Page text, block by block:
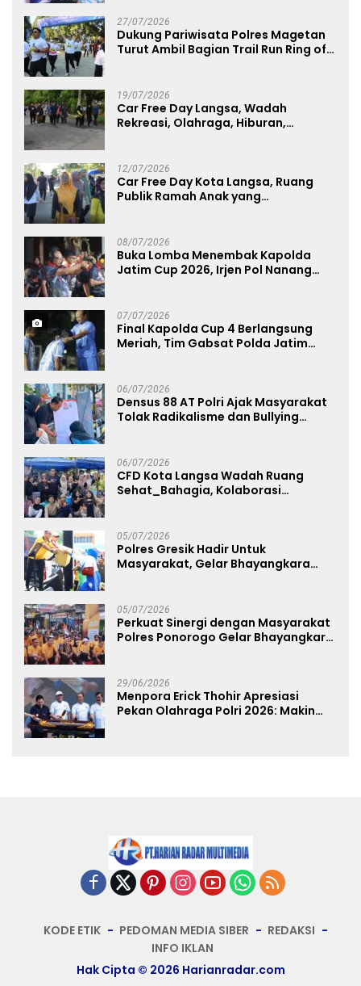
27/07/2026
Dukung Pariwisata Polres Magetan
Turut Ambil Bagian Trail Run Ring of
19/07/2026
Car Free Day Langsa, Wadah
Rekreasi, Olahraga, Hiburan,
12/07/2026
Car Free Day Kota Langsa, Ruang
Publik Ramah Anak yang
08/07/2026
Buka Lomba Menembak Kapolda
Jatim Cup 2026, Irjen Pol Nanang
07/07/2026
Final Kapolda Cup 4 Berlangsung
Meriah, Tim Gabsat Polda Jatim
06/07/2026
Densus 88 AT Polri Ajak Masyarakat
Tolak Radikalisme dan Bullying
06/07/2026
CFD Kota Langsa Wadah Ruang
Sehat_Bahagia, Kolaborasi
05/07/2026
Polres Gresik Hadir Untuk
Masyarakat, Gelar Bhayangkara
05/07/2026
Perkuat Sinergi dengan Masyarakat
Polres Ponorogo Gelar Bhayangkara
29/06/2026
Menpora Erick Thohir Apresiasi
Pekan Olahraga Polri 2026: Makin
KODE ETIK PEDOMAN MEDIA SIBER
REDAKSI
INFO IKLAN
Hak Cipta © 2026 Harianradar.com